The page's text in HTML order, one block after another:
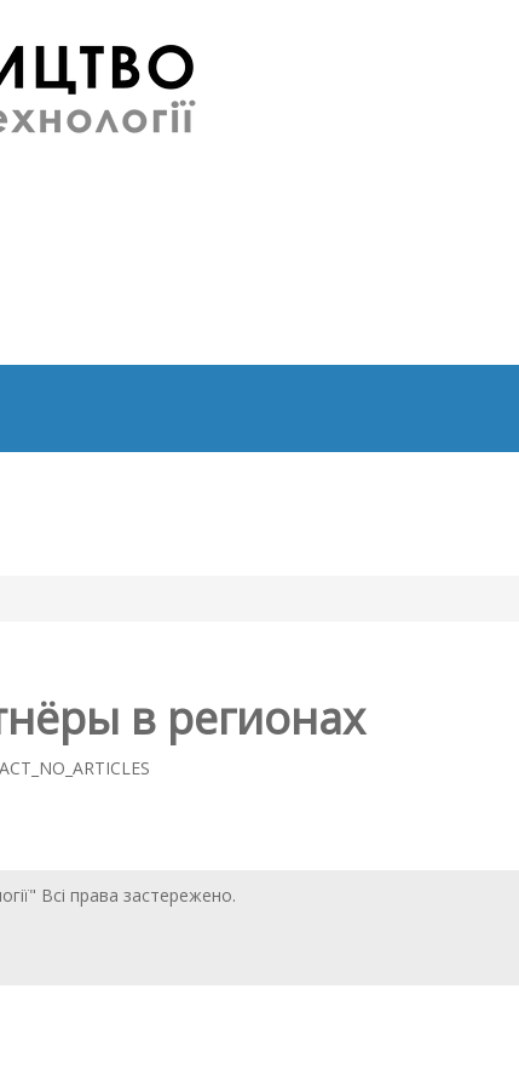
в регионах
Всі права застережено.